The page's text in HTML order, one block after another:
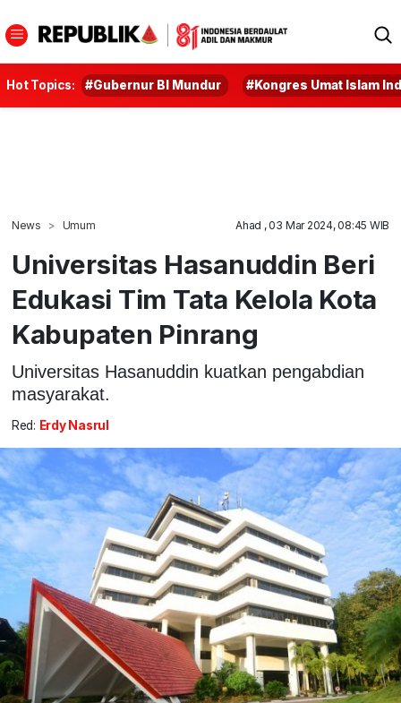
Hot Topics: #Gubernur BI Mundur #Kongres Umat Islam
News Umum Ahad , 03 Mar 2024, 08:45 WIB
Universitas Hasanuddin Beri
Edukasi Tim Tata Kelola Kota
Kabupaten Pinrang
Universitas Hasanuddin kuatkan pengabdian
masyarakat.
Red: Erdy Nasrul